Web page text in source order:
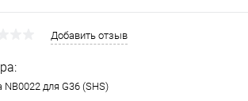
Добавить отзыв
NB0022 для G36 (SHS)